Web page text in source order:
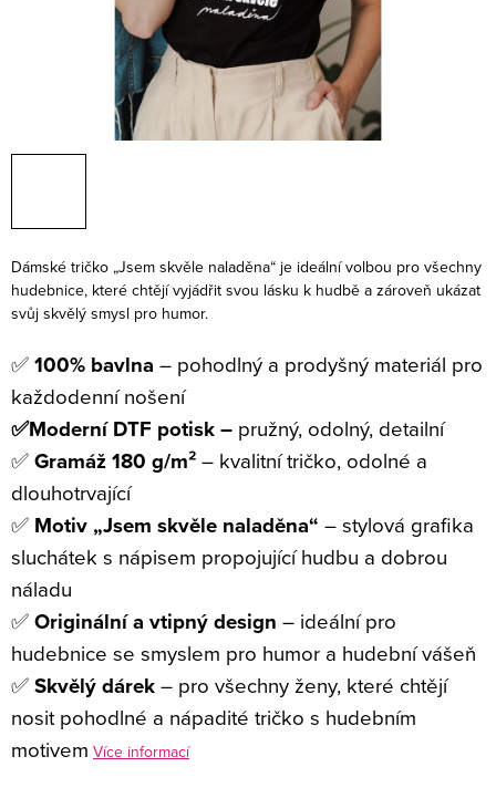
Dámské tričko „Jsem skvěle naladěna“ je ideální volbou pro všechny
hudebnice, které chtějí vyjádřit svou lásku k hudbě a zároveň ukázat
svůj skvělý smysl pro humor.
✅100% bavlna – pohodlný a prodyšný materiál pro
každodenní nošení
✅Moderní DTF potisk – pružný, odolný, detailní
✅Gramáž 180 g/m²– kvalitní tričko, odolné a
dlouhotrvající
✅ Motiv „Jsem skvěle naladěna“ – stylová grafika
sluchátek s nápisem propojující hudbu a dobrou
náladu
✅Originální a vtipný design – ideální pro
hudebnice se smyslem pro humor a hudební vášeň
✅Skvělý dárek– pro všechny ženy, které chtějí
nosit pohodlné a nápadité tričko s hudebním
motivem Více informací